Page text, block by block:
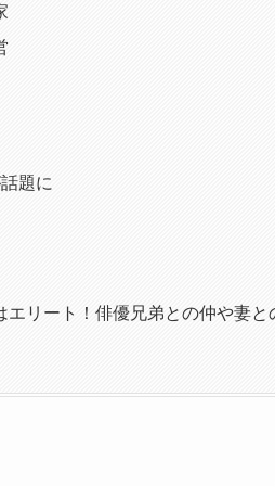
題に
リート！俳優兄弟との仲や妻と